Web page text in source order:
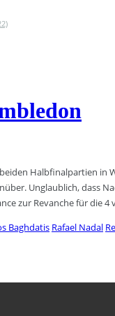
Halbfinalpartien in
Unglaublich, dass
zur Revanche für die
Baghdatis Rafael Nadal